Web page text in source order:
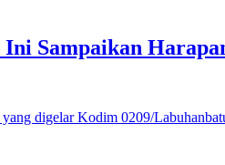
Sampaikan